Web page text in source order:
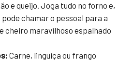
e queijo. Joga tudo no forno e,
chamar o pessoal para a
cheiro maravilhoso espalhado
Carne, linguiça ou frango